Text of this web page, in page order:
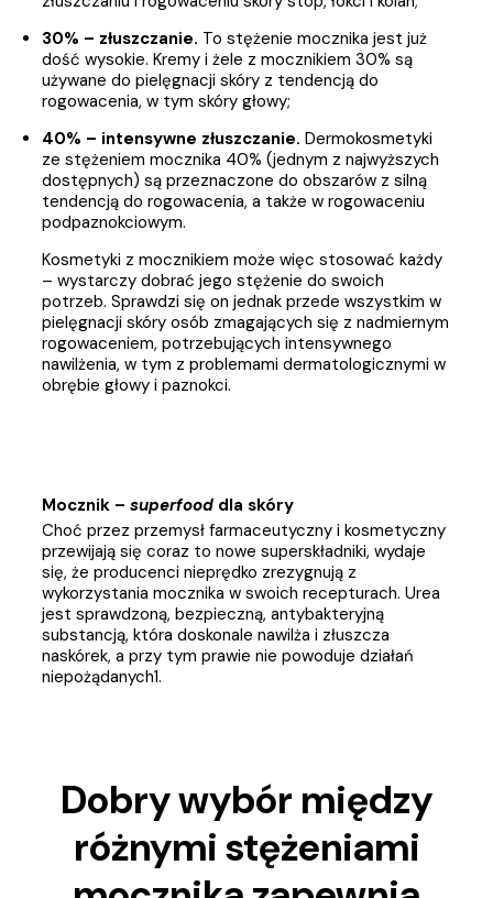
30% – złuszczanie. To stężenie mocznika jest już
dość wysokie. Kremy i żele z mocznikiem 30% są
używane do pielęgnacji skóry z tendencją do
rogowacenia, w tym skóry głowy;
40% – intensywne złuszczanie. Dermokosmetyki
ze stężeniem mocznika 40% (jednym z najwyższych
dostępnych) są przeznaczone do obszarów z silną
tendencją do rogowacenia, a także w rogowaceniu
podpaznokciowym.
Kosmetyki z mocznikiem może więc stosować każdy
– wystarczy dobrać jego stężenie do swoich
potrzeb. Sprawdzi się on jednak przede wszystkim w
pielęgnacji skóry osób zmagających się z nadmiernym
rogowaceniem, potrzebujących intensywnego
nawilżenia, w tym z problemami dermatologicznymi w
obrębie głowy i paznokci.
Mocznik – superfood dla skóry
Choć przez przemysł farmaceutyczny i kosmetyczny
przewijają się coraz to nowe superskładniki, wydaje
się, że producenci nieprędko zrezygnują z
wykorzystania mocznika w swoich recepturach. Urea
jest sprawdzoną, bezpieczną, antybakteryjną
substancją, która doskonale nawilża i złuszcza
naskórek, a przy tym prawie nie powoduje działań
niepożądanych1.
Dobry wybór między
różnymi stężeniami